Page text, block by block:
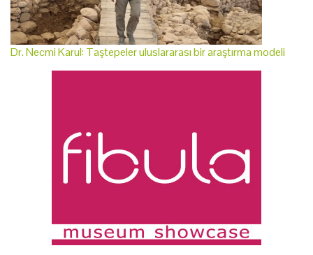
Dr. Necmi Karul: Taştepeler uluslararası bir araştırma modeli